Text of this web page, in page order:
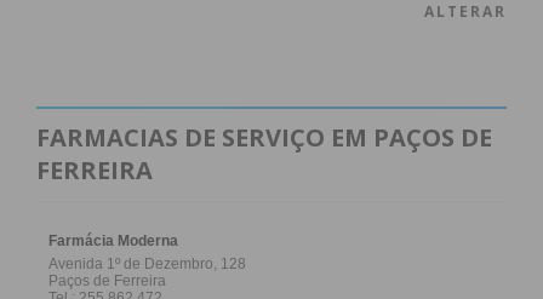
ALTERAR
FARMACIAS DE SERVIÇO EM PAÇOS DE
FERREIRA